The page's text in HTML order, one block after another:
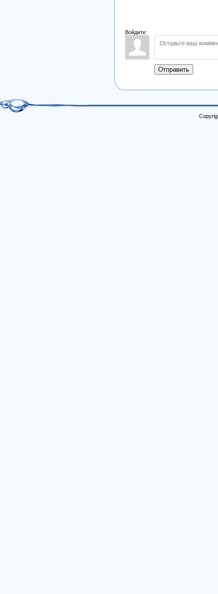
Войдите:
Отправить